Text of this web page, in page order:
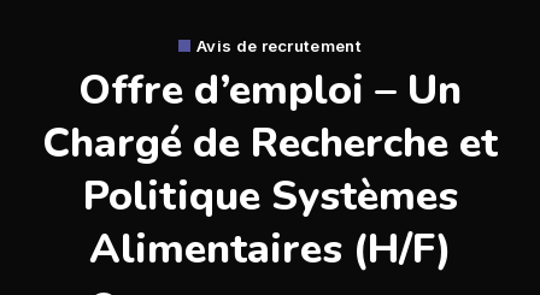
Avis de recrutement
Offre d’emploi – Un
Chargé de Recherche et
Politique Systèmes
Alimentaires (H/F)